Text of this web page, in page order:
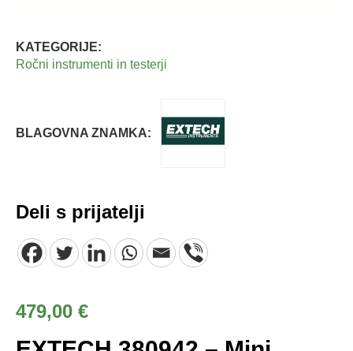
KATEGORIJE:
Ročni instrumenti in testerji
BLAGOVNA ZNAMKA:
Deli s prijatelji
479,00 €